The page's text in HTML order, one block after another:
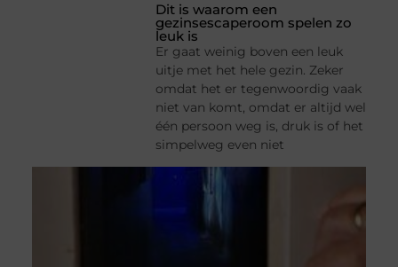
Dit is waarom een
gezinsescaperoom spelen zo
leuk is
Er gaat weinig boven een leuk
uitje met het hele gezin. Zeker
omdat het er tegenwoordig vaak
niet van komt, omdat er altijd wel
één persoon weg is, druk is of het
simpelweg even niet